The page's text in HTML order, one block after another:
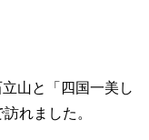
山と「四国一美し
れました。